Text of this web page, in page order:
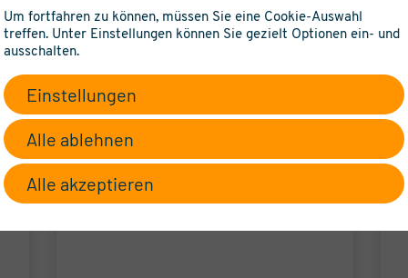
Um fortfahren zu können, müssen Sie eine Cookie-Auswahl
treffen. Unter Einstellungen können Sie gezielt Optionen ein- und
ausschalten.
Einstellungen
Alle ablehnen
Alle akzeptieren